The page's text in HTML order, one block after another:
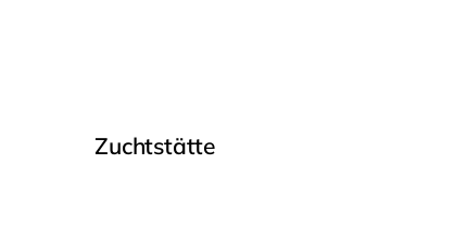
Zuchtstätte